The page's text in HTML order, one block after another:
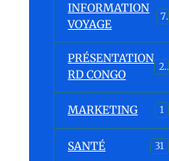
INFORMATION
VOYAGE
7
PRÉSENTATION
RD CONGO
23
MARKETING 1
SANTÉ 31